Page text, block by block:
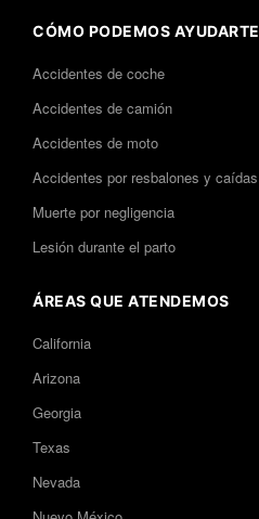
CÓMO PODEMOS AYUDARTE
Accidentes de coche
Accidentes de camión
Accidentes de moto
Accidentes por resbalones y caídas
Muerte por negligencia
Lesión durante el parto
ÁREAS QUE ATENDEMOS
California
Arizona
Georgia
Texas
Nevada